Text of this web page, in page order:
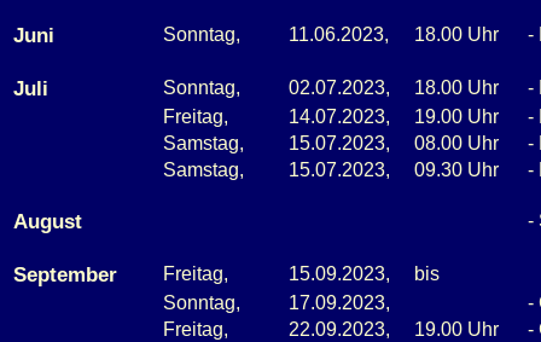
Juni Sonntag, 11.06.2023, 18.00 Uhr -
Juli Sonntag, 02.07.2023, 18.00 Uhr -
Freitag,
14.07.2023, 19.00 Uhr -
Samstag,
15.07.2023, 08.00 Uhr -
Samstag,
15.07.2023, 09.30 Uhr -
August -
September Freitag, 15.09.2023,
bis
Sonntag,
17.09.2023, -
Freitag,
22.09.2023, 19.00 Uhr -